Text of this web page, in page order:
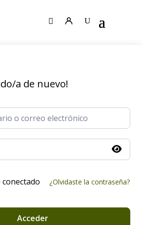
a de nuevo!
¿Olvidaste la contraseña?
Acceder